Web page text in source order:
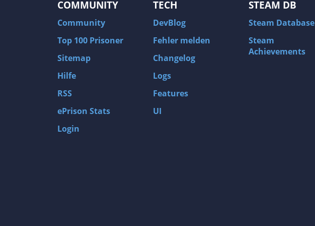
COMMUNITY
Community
Top 100 Prisoner
Sitemap
Hilfe
RSS
ePrison Stats
Login
TECH
DevBlog
Fehler melden
Changelog
Logs
Features
UI
STEAM DB
Steam Database
Steam
Achievements